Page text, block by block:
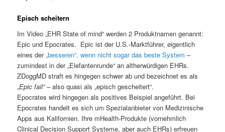
Episch scheitern
Im Video „EHR State of mind“ werden 2 Produktnamen genannt:
Epic und Epocrates. Epic ist der U.S.-Marktführer, eigentlich
eines der„besseren“, wenn nicht sogar das beste System –
zumindest in der „Elefantenrunde“ an altherwürdigen EHRs.
ZDoggMD straft es hingegen schwer ab und bezeichnet es als
„Epic fail“ –also quasi als „episch gescheitert“.
Epocrates wird hingegen als positives Beispiel angeführt. Bei
Epocrates handelt es sich um Spezialanbieter von Medizinische
Apps aus Kalifornien. Ihre mHealth-Produkte (vornehmlich
Clinical Decision Support Systeme, aber auch EHRs) erfreuen